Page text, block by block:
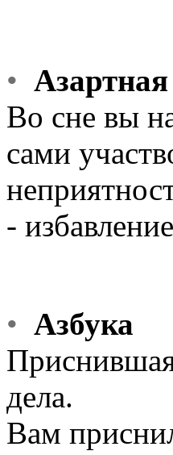
•
Во сне вы
сами
-
• Азбука
дела.
Вам